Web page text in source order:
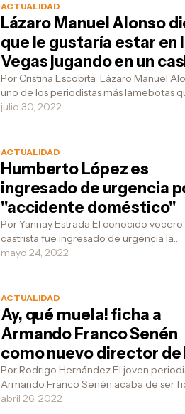
ACTUALIDAD
Lázaro Manuel Alonso
que le gustaría estar en
Vegas jugando en un
y tomándose un Bloody
Merry
Por Cristina Escobita Lázaro Manuel
uno de los periodistas más lamebotas
tiene la televisión cubana, dijo ayer en su
julio 30, 2022
ACTUALIDAD
Humberto López es
ingresado de urgencia
"accidente doméstico"
Por Yannay Estrada El conocido vocero
castrista fue ingresado de urgencia la
madrugada de este martes, luego de
mayo 24, 2022
ACTUALIDAD
Ay, qué muela! ficha a
Armando Franco Senén
como nuevo director de
revista
Por Rodrigo Hernández El joven
Armando Franco Senén acaba de ser fichado
por la revista de sátira política cubana
abril 26, 2022